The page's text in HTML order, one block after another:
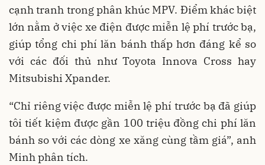
cạnh tranh trong phân khúc MPV. Điểm khác biệt
lớn nằm ở việc xe điện được miễn lệ phí trước bạ,
giúp tổng chi phí lăn bánh thấp hơn đáng kể so
với các đối thủ như Toyota Innova Cross hay
Mitsubishi Xpander.
“Chỉ riêng việc được miễn lệ phí trước bạ đã giúp
tôi tiết kiệm được gần 100 triệu đồng chi phí lăn
bánh so với các dòng xe xăng cùng tầm giá”, anh
Minh phân tích.